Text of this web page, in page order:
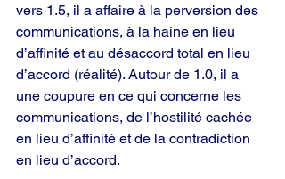
vers 1.5, il a affaire à la perversion des
communications, à la haine en lieu
d’affinité et au désaccord total en lieu
d’accord (réalité). Autour de 1.0, il a
une coupure en ce qui concerne les
communications, de l’hostilité cachée
en lieu d’affinité et de la contradiction
en lieu d’accord.